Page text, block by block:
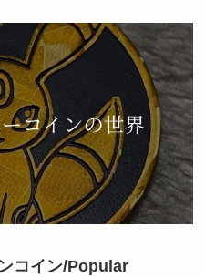
コイン/Popular